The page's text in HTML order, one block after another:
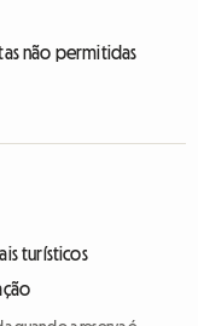
não permitidas
turísticos